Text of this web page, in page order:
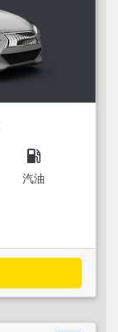
local_gas_station
汽油